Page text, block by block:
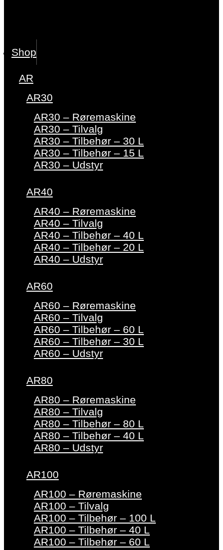
Shop
AR
AR30
AR30 – Røremaskine
AR30 – Tilvalg
AR30 – Tilbehør – 30 L
AR30 – Tilbehør – 15 L
AR30 – Udstyr
AR40
AR40 – Røremaskine
AR40 – Tilvalg
AR40 – Tilbehør – 40 L
AR40 – Tilbehør – 20 L
AR40 – Udstyr
AR60
AR60 – Røremaskine
AR60 – Tilvalg
AR60 – Tilbehør – 60 L
AR60 – Tilbehør – 30 L
AR60 – Udstyr
AR80
AR80 – Røremaskine
AR80 – Tilvalg
AR80 – Tilbehør – 80 L
AR80 – Tilbehør – 40 L
AR80 – Udstyr
AR100
AR100 – Røremaskine
AR100 – Tilvalg
AR100 – Tilbehør – 100 L
AR100 – Tilbehør – 40 L
AR100 – Tilbehør – 60 L